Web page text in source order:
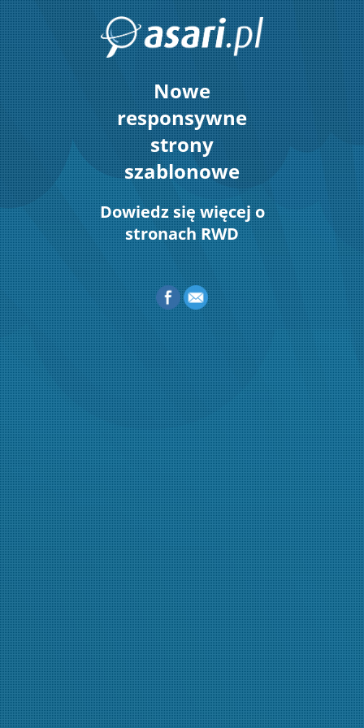
Nowe
responsywne
strony
szablonowe
Dowiedz się więcej o
stronach RWD